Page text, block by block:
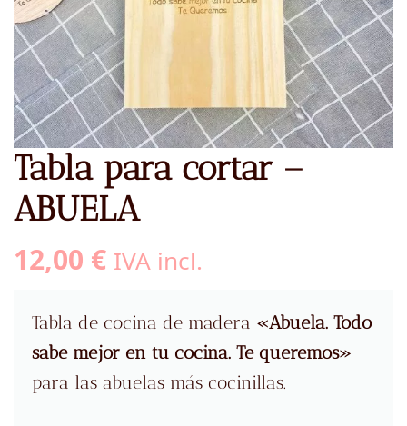
Tabla para cortar –
ABUELA
12,00 € IVA incl.
Tabla de cocina de madera «Abuela. Todo
sabe mejor en tu cocina. Te queremos»
para las abuelas más cocinillas.